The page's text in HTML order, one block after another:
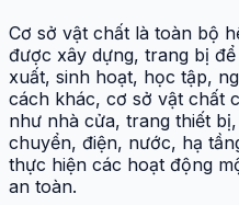
Cơ sở vật chất là toàn bộ
được xây dựng, trang bị
xuất, sinh hoạt, học tập,
cách khác, cơ sở vật chất
như nhà cửa, trang thiết
chuyển, điện, nước, hạ
thực hiện các hoạt động
an toàn.